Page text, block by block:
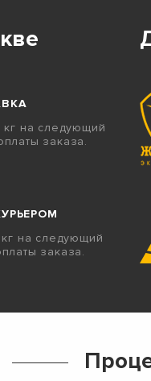
кг на следующий
заказа.
на следующий
заказа.